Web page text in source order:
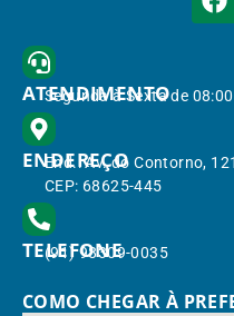
ATENDIMENTO
Segunda à Sexta de
ENDEREÇO
End.: Av. do Contorno,
CEP: 68625-445
TELEFONE
(91) 98309-0035
COMO CHEGAR À